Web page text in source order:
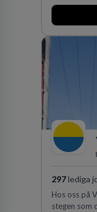
man
den
Lastvagnar
297lediga
Hos oss på
stegen som